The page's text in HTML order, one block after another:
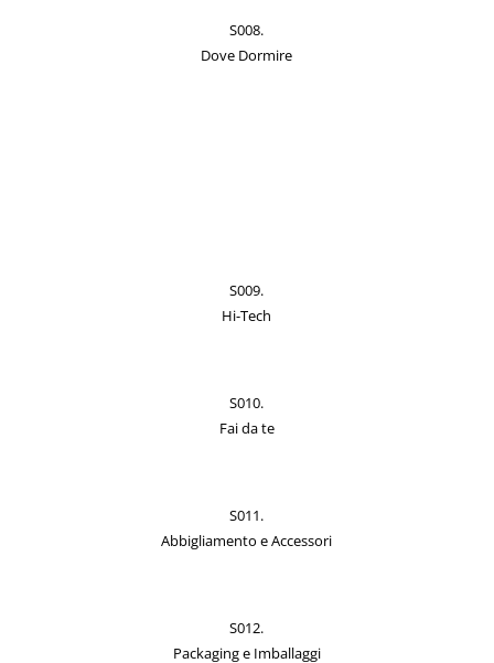
S008.
Dove Dormire
S009.
Hi-Tech
S010.
Fai da te
S011.
Abbigliamento e Accessori
S012.
Packaging e Imballaggi